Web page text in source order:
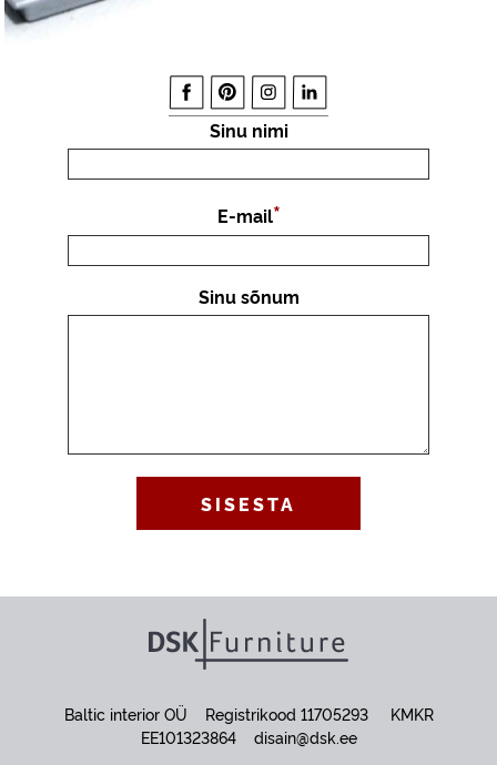
Sinu nimi
E-mail
Sinu sõnum
Baltic interior OÜ Registrikood 11705293 KMKR
EE101323864 disain@dsk.ee